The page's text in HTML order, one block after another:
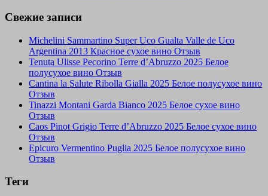
Свежие записи
Michelini Sammartino Super Uco Gualta Valle de Uco
Argentina 2013 Красное сухое вино Отзыв
Tenuta Ulisse Pecorino Terre d’Abruzzo 2025 Белое
полусухое вино Отзыв
Cantina la Salute Ribolla Gialla 2025 Белое полусухое вино
Отзыв
Tinazzi Montani Garda Bianco 2025 Белое сухое вино
Отзыв
Caos Pinot Grigio Terre d’Abruzzo 2025 Белое сухое вино
Отзыв
Epicuro Vermentino Puglia 2025 Белое полусухое вино
Отзыв
Теги